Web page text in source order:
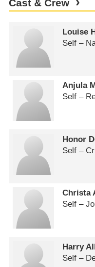
Cast & Crew
Louise
Self –
Anjula
Self –
Honor
Self –
Christa
Self –
Harry
Self –